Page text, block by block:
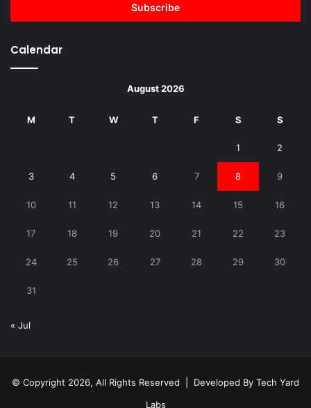
Calendar
August 2026
M T W T F S S
1 2
3 4 5 6 7 8 9
10 11 12 13 14 15 16
17 18 19 20 21 22 23
24 25 26 27 28 29 30
31
« Jul
© Copyright 2026, All Rights Reserved | Developed By Tech Yard
Labs